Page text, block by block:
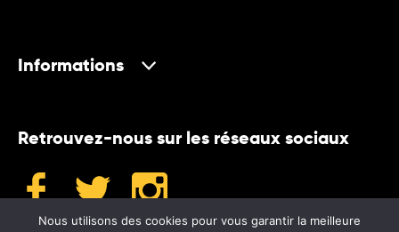
Informations
Retrouvez-nous sur les réseaux sociaux
Nous utilisons des cookies pour vous garantir la meilleure